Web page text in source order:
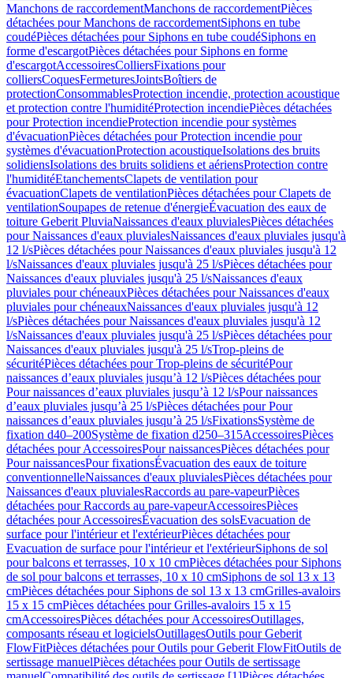
Manchons de raccordementManchons de raccordementPièces
détachées pour Manchons de raccordementSiphons en tube
coudéPièces détachées pour Siphons en tube coudéSiphons en
forme d'escargotPièces détachées pour Siphons en forme
d'escargotAccessoiresColliersFixations pour
colliersCoquesFermeturesJointsBoîtiers de
protectionConsommablesProtection incendie, protection acoustique
et protection contre l'humiditéProtection incendiePièces détachées
pour Protection incendieProtection incendie pour systèmes
d'évacuationPièces détachées pour Protection incendie pour
systèmes d'évacuationProtection acoustiqueIsolations des bruits
solidiensIsolations des bruits solidiens et aériensProtection contre
l'humiditéEtanchementsClapets de ventilation pour
évacuationClapets de ventilationPièces détachées pour Clapets de
ventilationSoupapes de retenue d'énergieÉvacuation des eaux de
toiture Geberit PluviaNaissances d'eaux pluvialesPièces détachées
pour Naissances d'eaux pluvialesNaissances d'eaux pluviales jusqu'à
12 l/sPièces détachées pour Naissances d'eaux pluviales jusqu'à 12
l/sNaissances d'eaux pluviales jusqu'à 25 l/sPièces détachées pour
Naissances d'eaux pluviales jusqu'à 25 l/sNaissances d'eaux
pluviales pour chéneauxPièces détachées pour Naissances d'eaux
pluviales pour chéneauxNaissances d'eaux pluviales jusqu'à 12
l/sPièces détachées pour Naissances d'eaux pluviales jusqu'à 12
l/sNaissances d'eaux pluviales jusqu'à 25 l/sPièces détachées pour
Naissances d'eaux pluviales jusqu'à 25 l/sTrop-pleins de
sécuritéPièces détachées pour Trop-pleins de sécuritéPour
naissances d’eaux pluviales jusqu’à 12 l/sPièces détachées pour
Pour naissances d’eaux pluviales jusqu’à 12 l/sPour naissances
d’eaux pluviales jusqu’à 25 l/sPièces détachées pour Pour
naissances d’eaux pluviales jusqu’à 25 l/sFixationsSystème de
fixation d40–200Système de fixation d250–315AccessoiresPièces
détachées pour AccessoiresPour naissancesPièces détachées pour
Pour naissancesPour fixationsÉvacuation des eaux de toiture
conventionnelleNaissances d'eaux pluvialesPièces détachées pour
Naissances d'eaux pluvialesRaccords au pare-vapeurPièces
détachées pour Raccords au pare-vapeurAccessoiresPièces
détachées pour AccessoiresÉvacuation des solsEvacuation de
surface pour l'intérieur et l'extérieurPièces détachées pour
Evacuation de surface pour l'intérieur et l'extérieurSiphons de sol
pour balcons et terrasses, 10 x 10 cmPièces détachées pour Siphons
de sol pour balcons et terrasses, 10 x 10 cmSiphons de sol 13 x 13
cmPièces détachées pour Siphons de sol 13 x 13 cmGrilles-avaloirs
15 x 15 cmPièces détachées pour Grilles-avaloirs 15 x 15
cmAccessoiresPièces détachées pour AccessoiresOutillages,
composants réseau et logicielsOutillagesOutils pour Geberit
FlowFitPièces détachées pour Outils pour Geberit FlowFitOutils de
sertissage manuelPièces détachées pour Outils de sertissage